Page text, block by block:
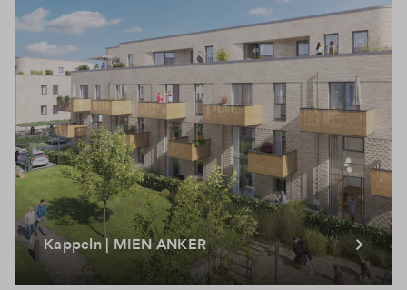
Kappeln | MIEN ANKER